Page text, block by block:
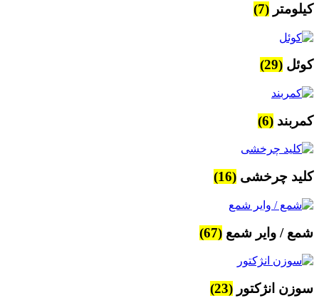
کیلومتر (7)
کوئل (29)
کمربند (6)
کلید چرخشی (16)
شمع / وایر شمع (67)
سوزن انژکتور (23)